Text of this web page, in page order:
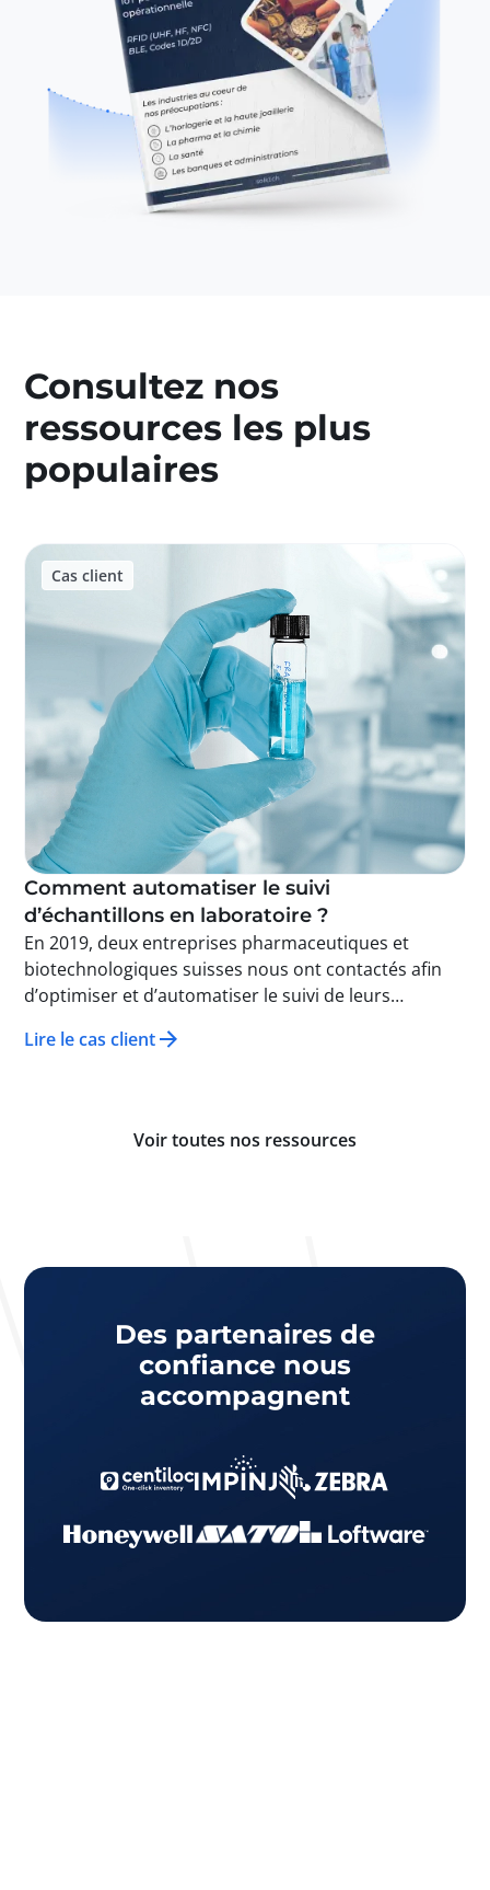
Consultez nos
ressources les plus
populaires
Cas client
Comment automatiser le suivi
d’échantillons en laboratoire ?
En 2019, deux entreprises pharmaceutiques et
biotechnologiques suisses nous ont contactés afin
d’optimiser et d’automatiser le suivi de leurs
en vigueur dans ces industries, elles n’ont pas
Lire le cas client
Voir toutes nos ressources
Des partenaires de
confiance nous
accompagnent